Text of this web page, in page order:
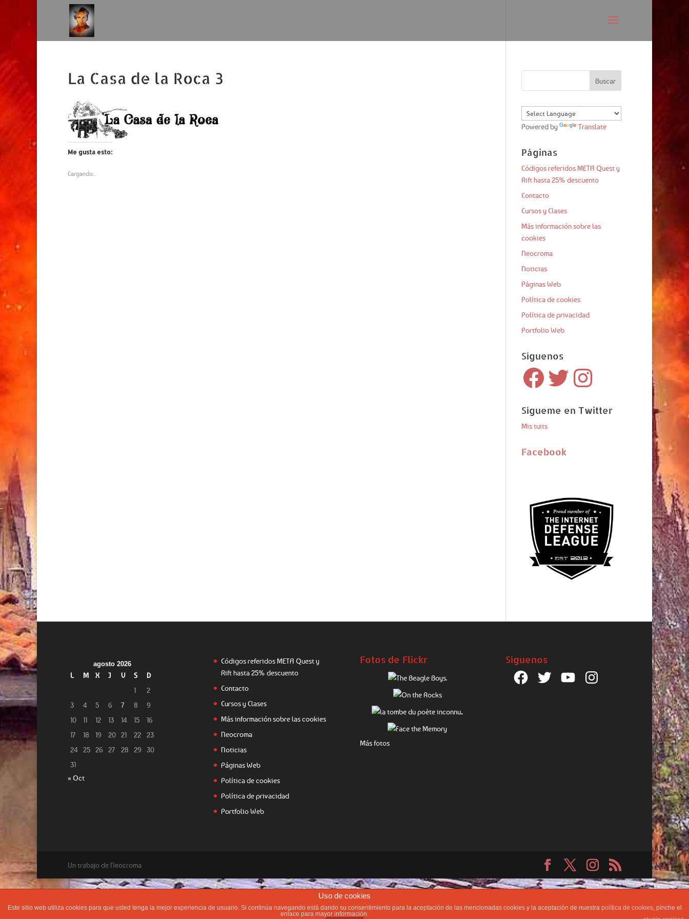
La Casa de la Roca 3
Me gusta esto:
Cargando...
Powered by Translate
Páginas
Códigos referidos META Quest y
Rift hasta 25% descuento
Contacto
Cursos y Clases
Más información sobre las
cookies
Neocroma
Noticias
Páginas Web
Política de cookies
Política de privacidad
Portfolio Web
Síguenos
Facebook Twitter Instagram
Sígueme en Twitter
Mis tuits
Facebook
agosto 2026
L M X J V S
D
1
2
3
4 5 6 7 8
9
10
11 12 13 14 15
16
17
18 19 20 21 22
23
24 25 26 27 28 29
30
31
« Oct
Códigos referidos META Quest y
Rift hasta 25% descuento
Contacto
Cursos y Clases
Más información sobre las cookies
Neocroma
Noticias
Páginas Web
Política de cookies
Política de privacidad
Portfolio Web
Fotos de Flickr
Más fotos
Síguenos
FacebookTwitter YouTubeInstagram
Un trabajo de Neocroma
Uso de cookies
Este sitio web utiliza cookies para que usted tenga la mejor experiencia de usuario. Si continúa navegando está dando su consentimiento para la aceptación de las mencionadas cookies y la aceptación de nuestra política de cookies, pinche el
enlace para mayor información.